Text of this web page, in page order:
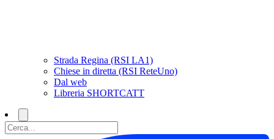
Strada Regina (RSI LA1)
Chiese in diretta (RSI ReteUno)
Dal web
Libreria SHORTCATT